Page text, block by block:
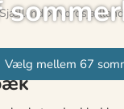
Vælg mellem 67
Sjælland Nordsjælland